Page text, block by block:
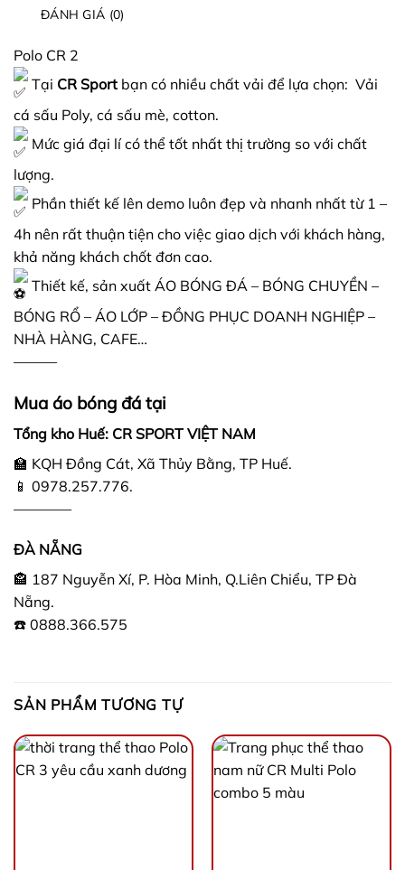
ĐÁNH GIÁ (0)
Polo CR 2
Tại CR Sport bạn có nhiều chất vải để lựa chọn: Vải
cá sấu Poly, cá sấu mè, cotton.
Mức giá đại lí có thể tốt nhất thị trường so với chất
lượng.
Phần thiết kế lên demo luôn đẹp và nhanh nhất từ 1 –
4h nên rất thuận tiện cho việc giao dịch với khách hàng,
khả năng khách chốt đơn cao.
Thiết kế, sản xuất ÁO BÓNG ĐÁ – BÓNG CHUYỀN –
BÓNG RỔ – ÁO LỚP – ĐỒNG PHỤC DOANH NGHIỆP –
NHÀ HÀNG, CAFE…
———
Mua áo bóng đá tại
Tổng kho Huế: CR SPORT VIỆT NAM
🏫 KQH Đồng Cát, Xã Thủy Bằng, TP Huế.
📱 0978.257.776.
————
ĐÀ NẴNG
🏤 187 Nguyễn Xí, P. Hòa Minh, Q.Liên Chiểu, TP Đà
Nẵng.
☎️ 0888.366.575
SẢN PHẨM TƯƠNG TỰ